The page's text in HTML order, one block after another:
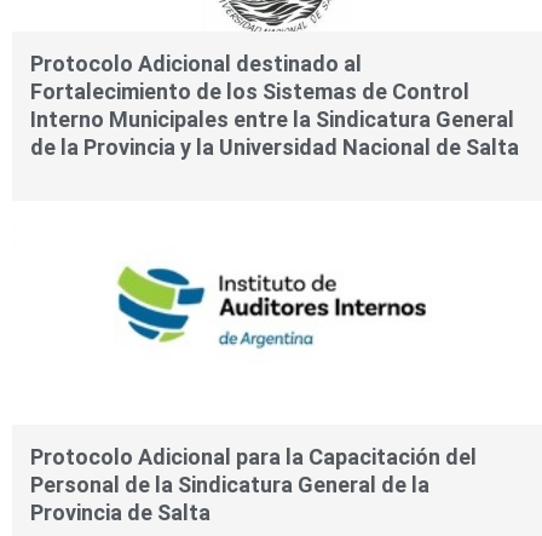
Protocolo Adicional destinado al
Fortalecimiento de los Sistemas de Control
Interno Municipales entre la Sindicatura General
de la Provincia y la Universidad Nacional de Salta
Protocolo Adicional para la Capacitación del
Personal de la Sindicatura General de la
Provincia de Salta